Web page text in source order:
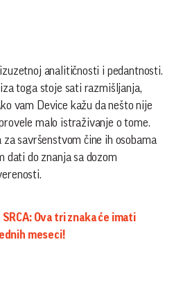
analitičnosti i pedantnosti.
toga stoje sati razmišljanja,
vam Device kažu da nešto nije
malo istraživanje o tome.
savršenstvom čine ih osobama
dati do znanja sa dozom
SRCA: Ova tri znaka će imati
meseci!